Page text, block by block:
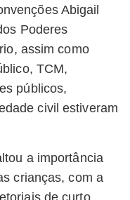
Abigail
Poderes
assim como
TCM,
públicos,
civil estiveram
a importância
crianças, com a
de curto,